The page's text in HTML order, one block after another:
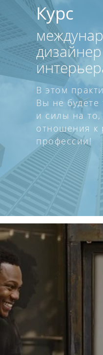
Курс
В этом
Вы не будете
и силы на
отношения к
профессии!
дизайнер